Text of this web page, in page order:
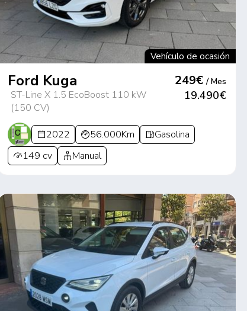
Vehículo de ocasión
Ford Kuga
ST-Line X 1.5 EcoBoost 110 kW
(150 CV)
249€/ Mes
19.490€
2022 56.000Km
Gasolina
149 cv
Manual